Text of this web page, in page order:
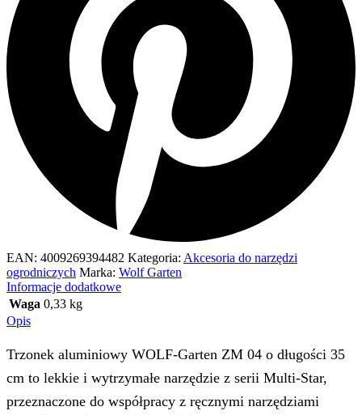
EAN: 4009269394482 Kategoria: Akcesoria do narzędzi
ogrodniczych Marka: Wolf Garten
Informacje dodatkowe
Waga 0,33 kg
Opis
Trzonek aluminiowy WOLF-Garten ZM 04 o długości 35
cm to lekkie i wytrzymałe narzędzie z serii Multi-Star,
przeznaczone do współpracy z ręcznymi narzędziami